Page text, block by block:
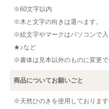
※60文字以内
※木と文字の向きは選べます。
※絵文字やマークはパソコンで
★♪など
※書体は見本以外のものに変更で
商品についてお願いごと
※天然ひのきを使用しておりま